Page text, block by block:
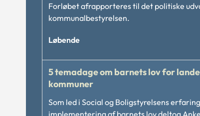
Forløbet afrapporteres til det politiske
kommunalbestyrelsen.
Løbende
5 temadage om barnets lov for
kommuner
Som led i Social og Boligstyrelsens